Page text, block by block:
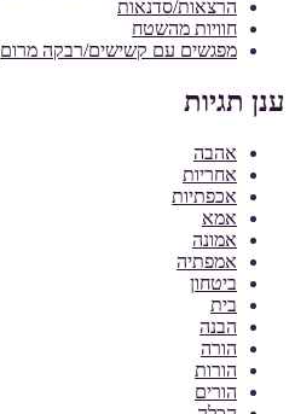
הרצאות/סדנאות
חוויות מהשטח
מפגשים עם קשישים/רבקה מרום
ענן תגיות
אהבה
אחריות
אכפתיות
אמא
אמונה
אמפתיה
ביטחון
בית
הבנה
הורה
הורות
הורים